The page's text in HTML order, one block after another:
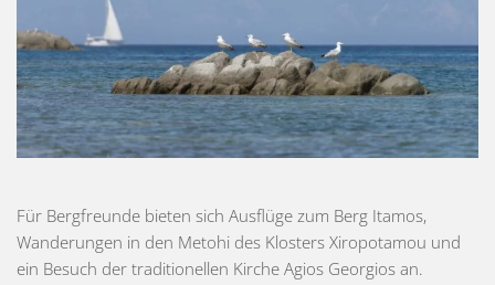
Für Bergfreunde bieten sich Ausflüge zum Berg Itamos,
Wanderungen in den Metohi des Klosters Xiropotamou und
ein Besuch der traditionellen Kirche Agios Georgios an.